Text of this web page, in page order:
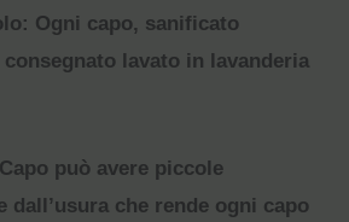
Ogni capo, sanificato
lavato in lavanderia
può avere piccole
dall’usura che rende ogni capo